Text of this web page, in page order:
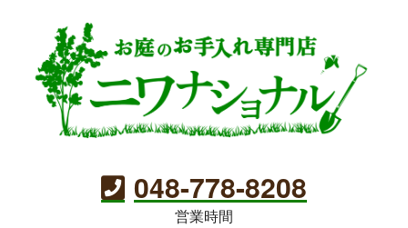
048-778-8208
営業時間